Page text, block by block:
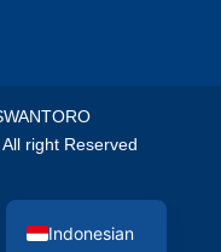
right Reserved
Indonesian